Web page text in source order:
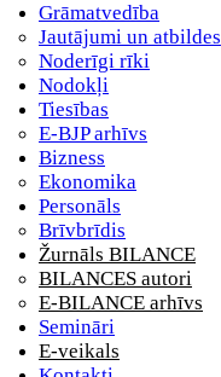
Grāmatvedība
Jautājumi un atbildes
Noderīgi rīki
Nodokļi
Tiesības
E-BJP arhīvs
Bizness
Ekonomika
Personāls
Brīvbrīdis
Žurnāls BILANCE
BILANCES autori
E-BILANCE arhīvs
Semināri
E-veikals